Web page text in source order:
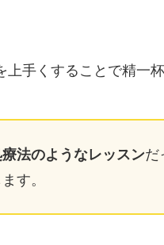
上手くすることで精一杯
法のようなレッスンだ
す。